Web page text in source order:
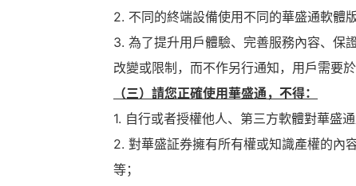
2. 不同的終端設備使用不同的華盛通軟體
3. 為了提升用戶體驗、完善服務內容、保
改變或限制，而不作另行通知，用戶需要
（三）請您正確使用華盛通，不得：
1. 自行或者授權他人、第三方軟體對華盛
2. 對華盛証券擁有所有權或知識產權的內
等；